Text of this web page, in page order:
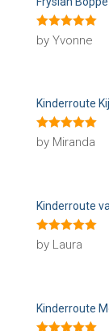
Rated5out
of 5
by Yvonne
Kinderroute
Rated5out
of 5
by Miranda
Kinderroute
Rated5out
of 5
by Laura
Kinderroute